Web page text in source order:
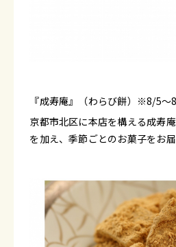
『成寿庵』（わらび餅）※8/5
京都市北区に本店を構える成寿
を加え、季節ごとのお菓子をお届